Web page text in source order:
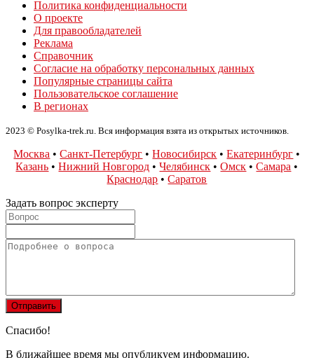
Политика конфиденциальности
О проекте
Для правообладателей
Реклама
Справочник
Согласие на обработку персональных данных
Популярные страницы сайта
Пользовательское соглашение
В регионах
2023 © Posylka-trek.ru. Вся информация взята из открытых источников.
Москва •Санкт-Петербург •Новосибирск •Екатеринбург •
Казань •Нижний Новгород •Челябинск •Омск •Самара •
Краснодар •Саратов
Задать вопрос эксперту
Спасибо!
В ближайшее время мы опубликуем информацию.